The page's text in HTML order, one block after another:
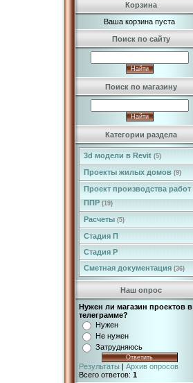
Корзина
Ваша корзина пуста
Поиск по сайту
Поиск по магазину
Категории раздела
3d модели в Revit (5)
Проекты жилых домов (9)
Проект производства работ
ППР (19)
Расчеты (5)
Стадия П
Стадия Р
Сметная документация (36)
Наш опрос
Нужен ли магазин проектов в
телеграмме?
Нужен
Не нужен
Затрудняюсь
Результаты | Архив опросов
Всего ответов: 1